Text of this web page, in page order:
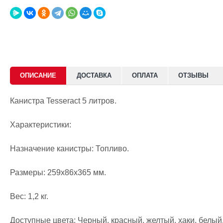
ОПИСАНИЕ ДОСТАВКА ОПЛАТА ОТЗЫВЫ
Канистра Tesseract 5 литров.
Характеристики:
Назначение канистры: Топливо.
Размеры: 259х86х365 мм.
Вес: 1,2 кг.
Доступные цвета: Черный, красный, желтый, хаки,